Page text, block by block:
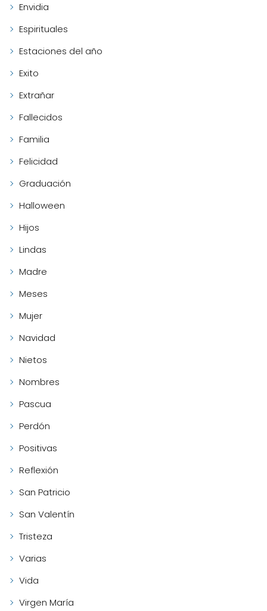
Envidia
Espirituales
Estaciones del año
Exito
Extrañar
Fallecidos
Familia
Felicidad
Graduación
Halloween
Hijos
Lindas
Madre
Meses
Mujer
Navidad
Nietos
Nombres
Pascua
Perdón
Positivas
Reflexión
San Patricio
San Valentín
Tristeza
Varias
Vida
Virgen María